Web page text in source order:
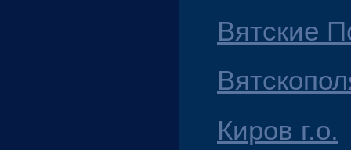
Вятские
Киров г.о.